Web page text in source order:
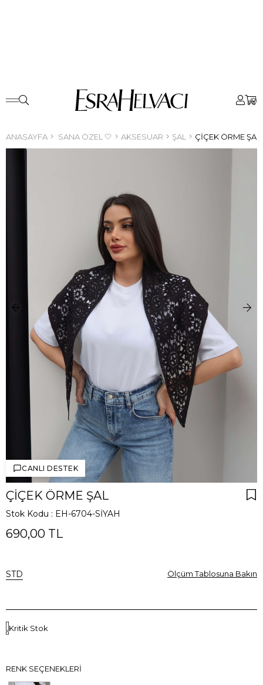
0
ANASAYFA SANA ÖZEL 🤍 AKSESUAR ŞAL ÇIÇEK ÖRME ŞAL
CANLI DESTEK
ÇIÇEK ÖRME ŞAL
Stok Kodu EH-6704-SİYAH
690,00 TL
STD Ölçüm Tablosuna Bakın
Kritik Stok
RENK SEÇENEKLERI